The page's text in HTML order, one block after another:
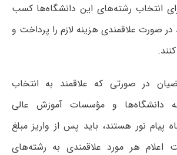
انتخاب رشته‌های این دانشگاه‌ها کسب
در صورت علاقمندی هزینه لازم را پرداخت و
در صورتی که علاقمند به انتخاب
دانشگاه‌ها و مؤسسات آموزش عالی
پیام نور هستند، باید پس از واریز مبلغ
اعلام هر مورد علاقمندی به رشته‌های